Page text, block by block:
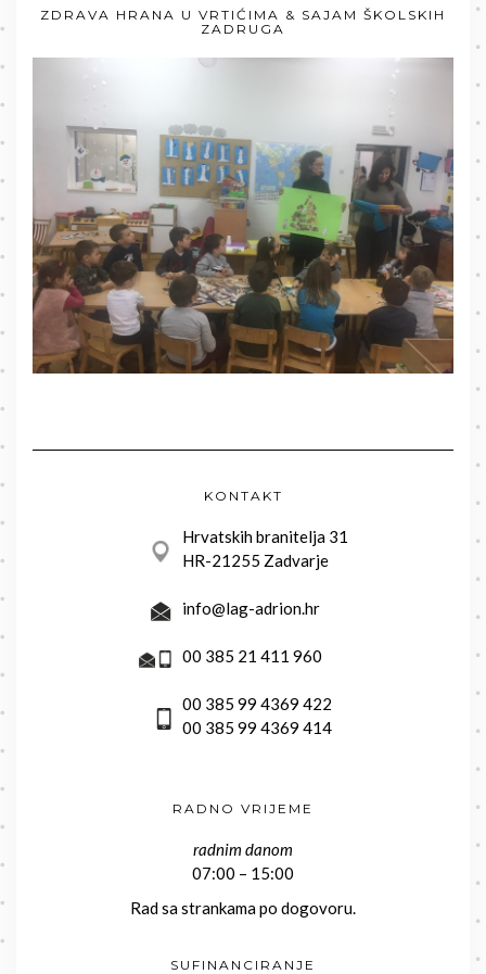
ZDRAVA HRANA U VRTIĆIMA & SAJAM ŠKOLSKIH
ZADRUGA
KONTAKT
Hrvatskih branitelja 31
HR-21255 Zadvarje
info@lag-adrion.hr
00 385 21 411 960
00 385 99 4369 422
00 385 99 4369 414
RADNO VRIJEME
radnim danom
07:00 – 15:00
Rad sa strankama po dogovoru.
SUFINANCIRANJE